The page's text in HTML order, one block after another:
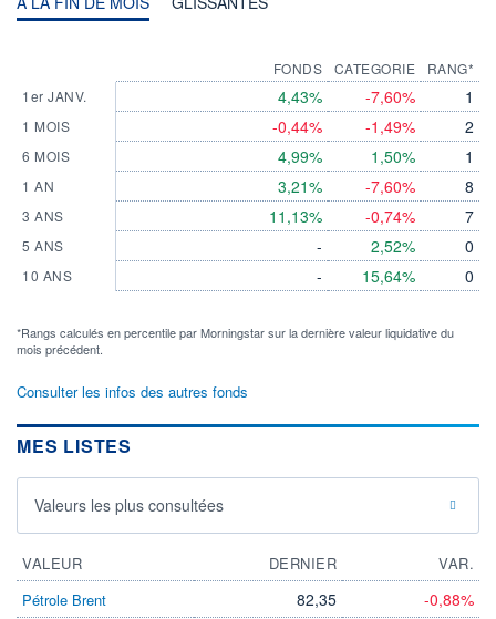
1er JANV.
1 MOIS
6 MOIS
1 AN
3 ANS
5 ANS
10 ANS
FONDS
4,43%
-0,44%
4,99%
3,21%
11,13%
-
-
CATEGORIE
-7,60%
-1,49%
1,50%
-7,60%
-0,74%
2,52%
15,64%
RANG*
1
2
1
8
7
0
0
*Rangs calculés en percentile par Morningstar sur la dernière valeur liquidative du
mois précédent.
Consulter les infos des autres fonds
MES LISTES
Valeurs les plus consultées
VALEUR DERNIER
VAR.
Pétrole Brent
82,35 -0,88%